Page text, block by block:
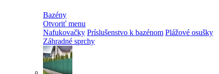
Bazény
Otvoriť menu
Nafukovačky Príslušenstvo k bazénom Plážové osušky
Záhradné sprchy